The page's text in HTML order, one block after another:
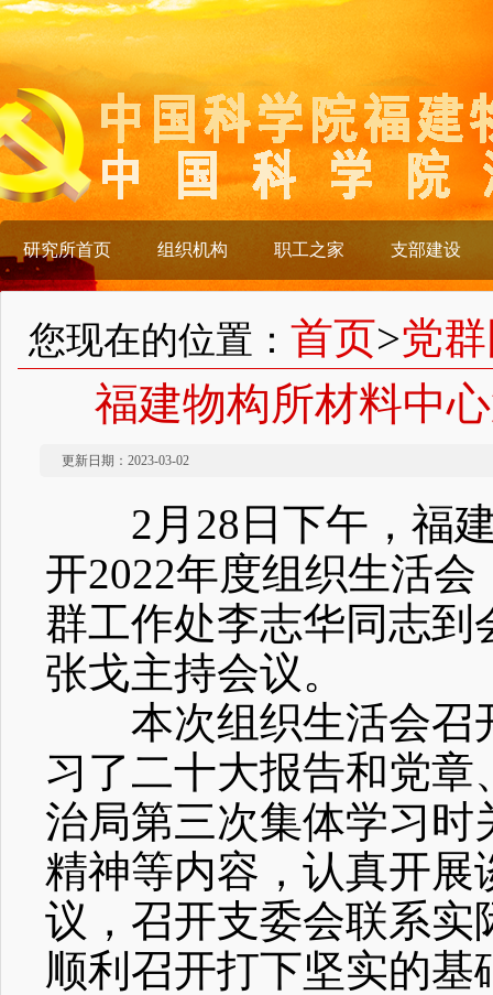
研究所首页 组织机构 职工之家 支部建设
您现在的位置： 首页>党
福建物构所材料中
更新日期：2023-03-02
2月28日下午，福
开2022年度组织生活
群工作处李志华同志
张戈主持会议。
本次组织生活会召
习了二十大报告和党
治局第三次集体学习
精神等内容，认真开
议，召开支委会联系
顺利召开打下坚实的基